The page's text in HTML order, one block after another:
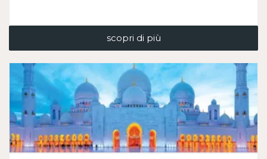
scopri di più